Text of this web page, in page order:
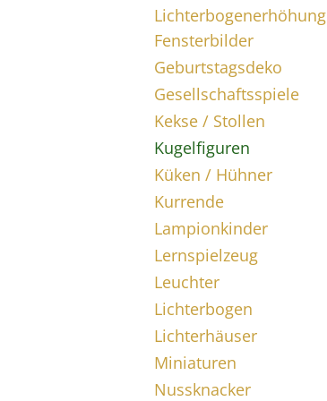
Lichterbogenerhöhung
Fensterbilder
Geburtstagsdeko
Gesellschaftsspiele
Kekse / Stollen
Kugelfiguren
Küken / Hühner
Kurrende
Lampionkinder
Lernspielzeug
Leuchter
Lichterbogen
Lichterhäuser
Miniaturen
Nussknacker